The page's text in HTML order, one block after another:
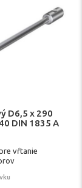
D6,5 x 290
DIN 1835 A
vŕtanie